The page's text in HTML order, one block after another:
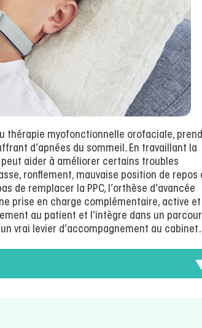
thérapie myofonctionnelle orofaciale, prend
d’apnées du sommeil. En travaillant la
aider à améliorer certains troubles
ronflement, mauvaise position de repos
de remplacer la PPC, l’orthèse d’avancée
prise en charge complémentaire, active et
au patient et l’intègre dans un
vrai levier d’accompagnement au cabinet.